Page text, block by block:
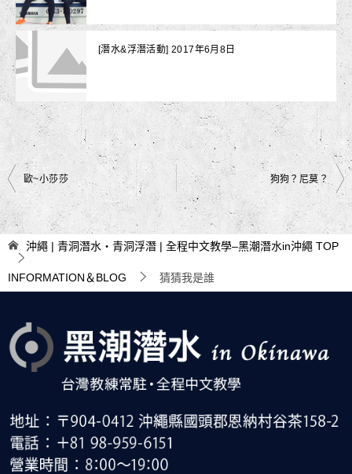
[潛水&浮潛活動] 2017年6月8日
文
章
導
覽
歐~小莎莎 狗狗？尼莫？
沖繩 | 青洞潛水・青洞浮潛 | 全程中文教學–黑潮潛水in沖繩 TOP
INFORMATION＆BLOG 猜猜我是誰